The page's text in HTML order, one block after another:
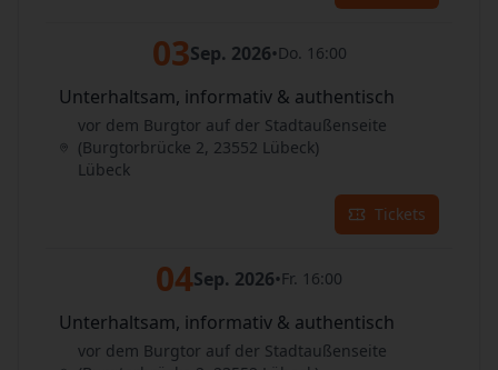
03Sep. 2026•Do. 16:00
Unterhaltsam, informativ & authentisch
vor dem Burgtor auf der Stadtaußenseite
(Burgtorbrücke 2, 23552 Lübeck)
Lübeck
Tickets
04Sep. 2026•Fr. 16:00
Unterhaltsam, informativ & authentisch
vor dem Burgtor auf der Stadtaußenseite